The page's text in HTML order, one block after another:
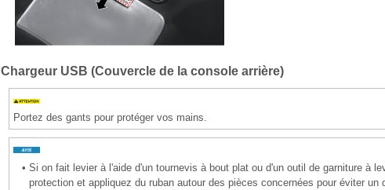
Chargeur USB (Couvercle de la console arrière)
Portez des gants pour protéger vos mains.
• Si on fait levier à l'aide d'un tournevis à bout plat ou d'un outil de garniture à
protection et appliquez du ruban autour des pièces concernées pour éviter un